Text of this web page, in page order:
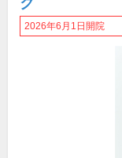
2026年6月1日開院